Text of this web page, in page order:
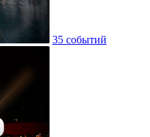
35 событий